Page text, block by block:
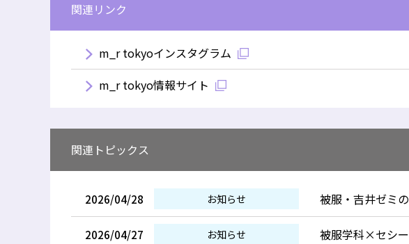
関連リンク
m_r tokyoインスタグラム
m_r tokyo情報サイト
関連トピックス
2026/04/28 お知らせ
2026/04/27 お知らせ 被服学科×セシー